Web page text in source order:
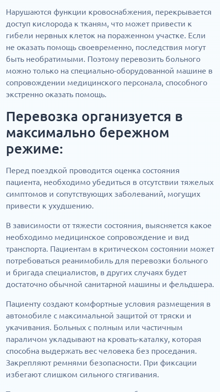
Нарушаются функции кровоснабжения, перекрывается
доступ кислорода к тканям, что может привести к
гибели нервных клеток на пораженном участке. Если
не оказать помощь своевременно, последствия могут
быть необратимыми. Поэтому перевозить больного
можно только на специально-оборудованной машине в
сопровождении медицинского персонала, способного
экстренно оказать помощь.
Перевозка организуется в
максимально бережном
режиме:
Перед поездкой проводится оценка состояния
пациента, необходимо убедиться в отсутствии тяжелых
симптомов и сопутствующих заболеваний, могущих
привести к ухудшению.
В зависимости от тяжести состояния, выясняется какое
необходимо медицинское сопровождение и вид
транспорта. Пациентам в критическом состоянии может
потребоваться реанимобиль для перевозки больного
и бригада специалистов, в других случаях будет
достаточно обычной санитарной машины и фельдшера.
Пациенту создают комфортные условия размещения в
автомобиле с максимальной защитой от тряски и
укачивания. Больных с полным или частичным
параличом укладывают на кровать-каталку, которая
способна выдержать вес человека без проседания.
Закрепляют ремнями безопасности. При фиксации
избегают слишком сильного стягивания.